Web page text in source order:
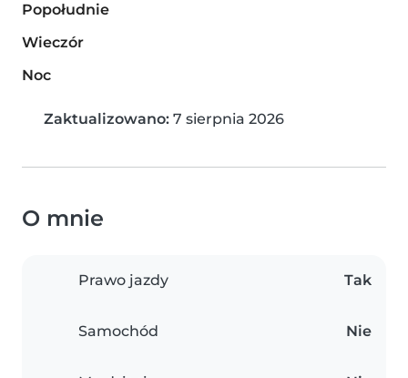
Popołudnie
Wieczór
Noc
Zaktualizowano: 7 sierpnia 2026
O mnie
Prawo jazdy Tak
Samochód Nie